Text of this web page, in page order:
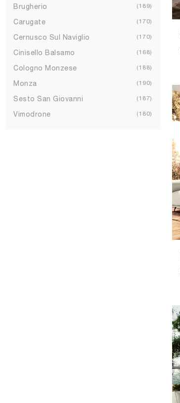
Brugherio 189
Carugate 170
Cernusco Sul Naviglio 170
Cinisello Balsamo 168
Cologno Monzese 188
Monza 190
Sesto San Giovanni 187
Vimodrone 180